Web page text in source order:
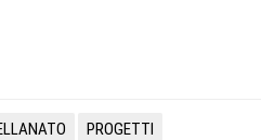
PROGETTI